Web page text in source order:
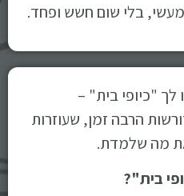
בלי שום חשש ופחד.
לך "כיופי בית" –
הרבה זמן, שעוזרות
מה שלמדת.
בית"?